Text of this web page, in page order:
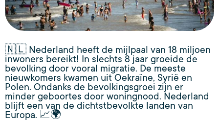
🇳🇱 Nederland heeft de mijlpaal van 18 miljoen
inwoners bereikt! In slechts 8 jaar groeide de
bevolking door vooral migratie. De meeste
nieuwkomers kwamen uit Oekraïne, Syrië en
Polen. Ondanks de bevolkingsgroei zijn er
minder geboortes door woningnood. Nederland
blijft een van de dichtstbevolkte landen van
Europa. 📈🌍